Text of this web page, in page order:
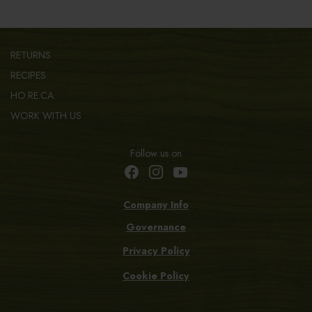
RETURNS
RECIPES
HO.RE.CA.
WORK WITH US
Follow us on
Company Info
Governance
Privacy Policy
Cookie Policy